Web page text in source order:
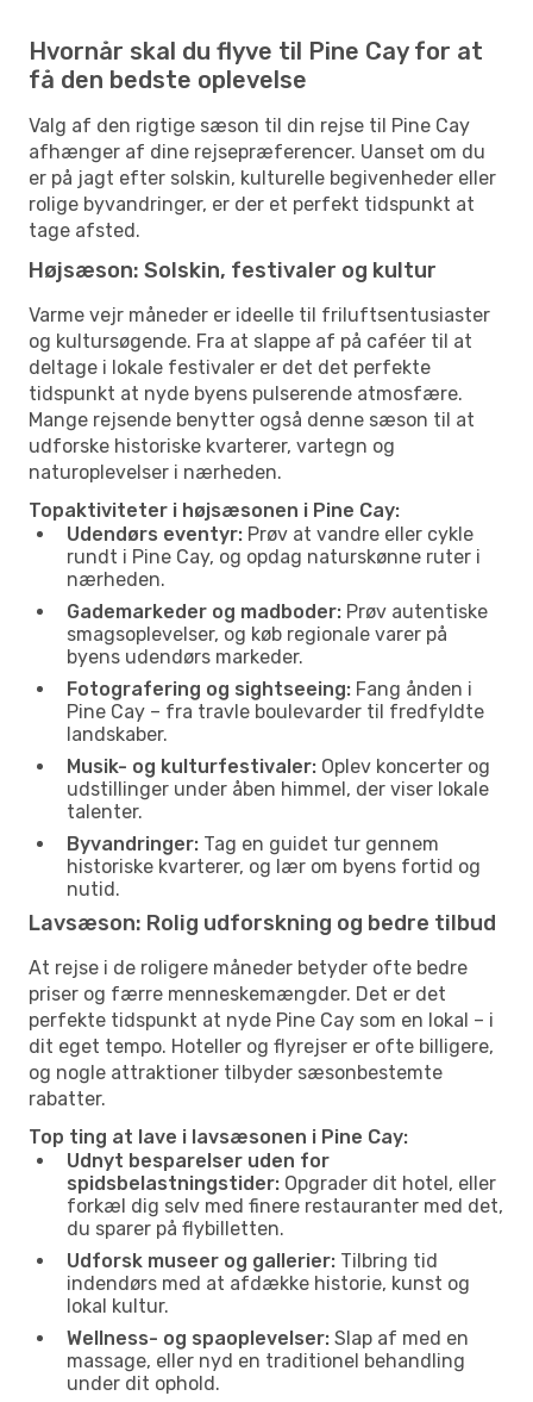
Hvornår skal du flyve til Pine Cay for at
få den bedste oplevelse
Valg af den rigtige sæson til din rejse til Pine Cay
afhænger af dine rejsepræferencer. Uanset om du
er på jagt efter solskin, kulturelle begivenheder eller
rolige byvandringer, er der et perfekt tidspunkt at
tage afsted.
Højsæson: Solskin, festivaler og kultur
Varme vejr måneder er ideelle til friluftsentusiaster
og kultursøgende. Fra at slappe af på caféer til at
deltage i lokale festivaler er det det perfekte
tidspunkt at nyde byens pulserende atmosfære.
Mange rejsende benytter også denne sæson til at
udforske historiske kvarterer, vartegn og
naturoplevelser i nærheden.
Topaktiviteter i højsæsonen i Pine Cay:
Udendørs eventyr: Prøv at vandre eller cykle
rundt i Pine Cay, og opdag naturskønne ruter i
nærheden.
Gademarkeder og madboder: Prøv autentiske
smagsoplevelser, og køb regionale varer på
byens udendørs markeder.
Fotografering og sightseeing: Fang ånden i
Pine Cay – fra travle boulevarder til fredfyldte
landskaber.
Musik- og kulturfestivaler: Oplev koncerter og
udstillinger under åben himmel, der viser lokale
talenter.
Byvandringer: Tag en guidet tur gennem
historiske kvarterer, og lær om byens fortid og
nutid.
Lavsæson: Rolig udforskning og bedre tilbud
At rejse i de roligere måneder betyder ofte bedre
priser og færre menneskemængder. Det er det
perfekte tidspunkt at nyde Pine Cay som en lokal – i
dit eget tempo. Hoteller og flyrejser er ofte billigere,
og nogle attraktioner tilbyder sæsonbestemte
rabatter.
Top ting at lave i lavsæsonen i Pine Cay:
Udnyt besparelser uden for
spidsbelastningstider: Opgrader dit hotel, eller
forkæl dig selv med finere restauranter med det,
du sparer på flybilletten.
Udforsk museer og gallerier: Tilbring tid
indendørs med at afdække historie, kunst og
lokal kultur.
Wellness- og spaoplevelser: Slap af med en
massage, eller nyd en traditionel behandling
under dit ophold.